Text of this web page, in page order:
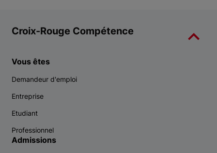
Croix-Rouge Compétence
Vous êtes
Demandeur d'emploi
Entreprise
Etudiant
Professionnel
Admissions